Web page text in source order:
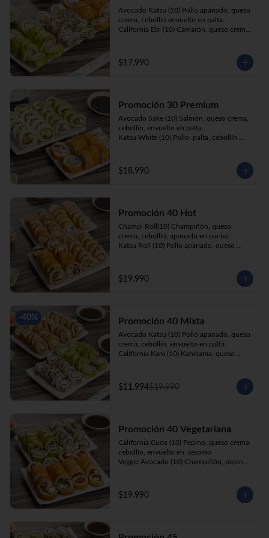
crema envuelto en panko.
Avocado Katsu (10) Pollo apanado, queso
crema, cebollín envuelto en palta.
California Ebi (10) Camarón, queso crema,
crema, cebollín, apanado en panko.
$17.990
Promoción 30 Premium
Avocado Sake (10) Salmón, queso crema,
cebollín, envuelto en palta.
Katsu White (10) Pollo, palta, cebollín
cebollín, apanado en panko.
$18.990
Promoción 40 Hot
Champi Roll(10) Champiñón, queso
crema, cebollín, apanado en panko.
Katsu Roll (10) Pollo apanado, queso
cebollín, apanado en panko.
Kani Roll(10) Kanikama, queso crema,
$19.990
-40% Promoción 40 Mixta
Avocado Katsu (10) Pollo apanado, queso
crema, cebollín, envuelto en palta.
California Kani (10) Kanikama, queso
crema, cebollín, apanado en panko.
Champi Roll (10) Champiñón, queso
$11.994$19.990
Promoción 40 Vegetariana
California Cucu (10) Pepino, queso crema,
cebollín, envuelto en .sésamo
Veggie Avocado (10) Champiñón, pepino,
crema envuelto en panko.
Champi Roll(10) Champiñón, queso
$19.990